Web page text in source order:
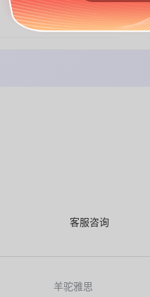
免费获取
客服咨询
羊驼雅思